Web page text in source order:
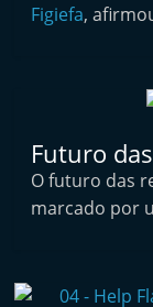
Figiefa,
Futuro
O futuro das
marcado por